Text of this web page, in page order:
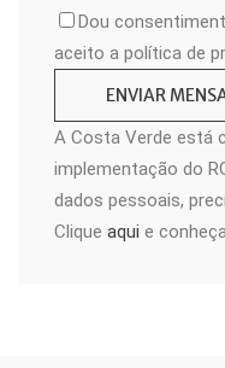
Dou
aceito a política de
A Costa Verde está
implementação do
dados pessoais,
Clique aqui e